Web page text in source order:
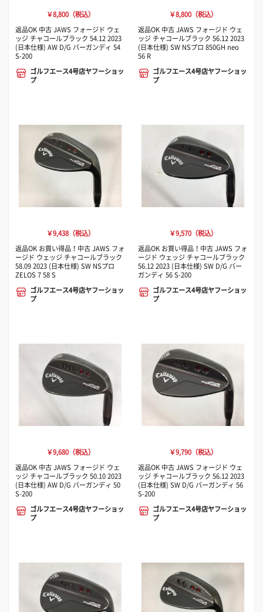
￥8,800（税込）
返品OK 中古 JAWS フォージド ウェ
ッジ チャコールブラック 54.12 2023
(日本仕様) AW D/G バーガンディ 54
S-200
ゴルフエース4号店ヤフーショッ
プ
￥8,800（税込）
返品OK 中古 JAWS フォージド ウェ
ッジ チャコールブラック 56.12 2023
(日本仕様) SW NSプロ 850GH neo
56 R
ゴルフエース4号店ヤフーショッ
プ
￥9,438（税込）
返品OK お買い得品！中古 JAWS フォ
ージド ウェッジ チャコールブラック
58.09 2023 (日本仕様) SW NSプロ
ZELOS 7 58 S
ゴルフエース4号店ヤフーショッ
プ
￥9,570（税込）
返品OK お買い得品！中古 JAWS フォ
ージド ウェッジ チャコールブラック
56.12 2023 (日本仕様) SW D/G バー
ガンディ 56 S-200
ゴルフエース4号店ヤフーショッ
プ
￥9,680（税込）
返品OK 中古 JAWS フォージド ウェ
ッジ チャコールブラック 50.10 2023
(日本仕様) AW D/G バーガンディ 50
S-200
ゴルフエース4号店ヤフーショッ
プ
￥9,790（税込）
返品OK 中古 JAWS フォージド ウェ
ッジ チャコールブラック 56.12 2023
(日本仕様) SW D/G バーガンディ 56
S-200
ゴルフエース4号店ヤフーショッ
プ